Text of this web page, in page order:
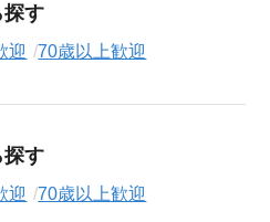
探す
迎 70歳以上歓迎
探す
迎 70歳以上歓迎